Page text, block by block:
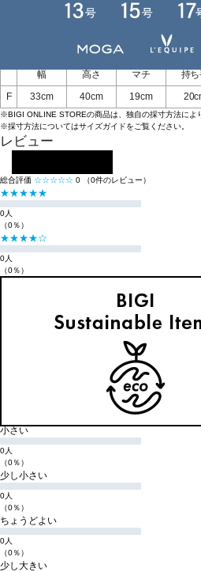
アイテムサイズ
幅 高さ マチ 持
F
33cm 40cm 19cm
※BIGI ONLINE STOREの商品は、独自の採寸方法によ
※採寸方法についてはサイズガイドをご覧ください。
レビュー
総合評価 ☆☆☆☆☆ 0 （0件のレビュー）
★★★★★
0人
（0％）
★★★★☆
0人
（0％）
小さい
0人
（0％）
少し小さい
0人
（0％）
ちょうどよい
0人
（0％）
少し大きい